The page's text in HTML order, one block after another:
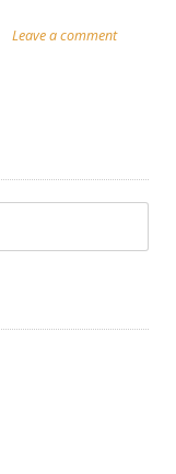
Leave a comment